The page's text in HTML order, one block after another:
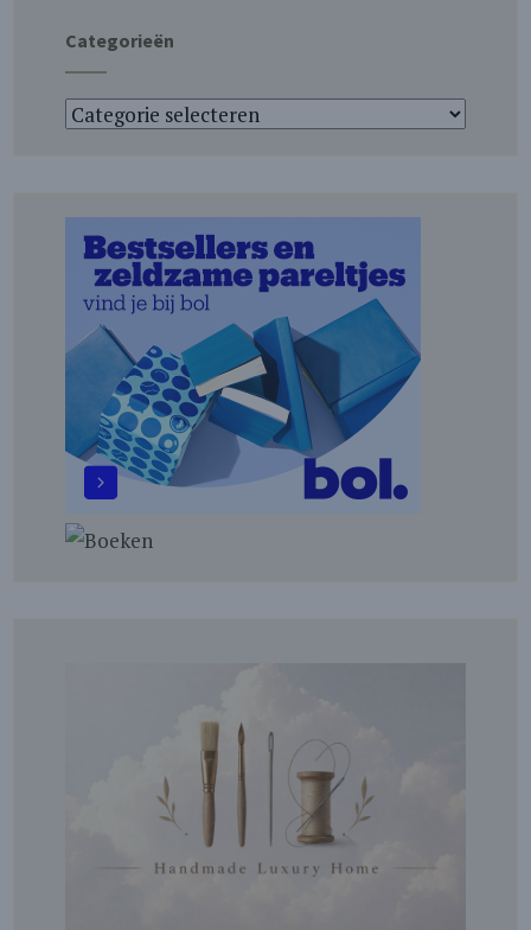
Categorieën
Categorieën